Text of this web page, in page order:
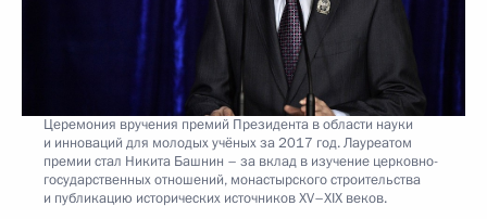
Церемония вручения премий Президента в области науки
и инноваций для молодых учёных за 2017 год. Лауреатом
премии стал Никита Башнин – за вклад в изучение церковно-
государственных отношений, монастырского строительства
и публикацию исторических источников XV–XIX веков.